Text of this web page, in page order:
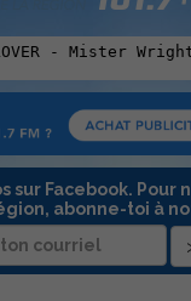
sur Facebook. Pour
abonne-toi à